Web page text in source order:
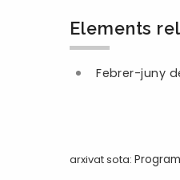
Elements
Febrer-juny
arxivat sota: